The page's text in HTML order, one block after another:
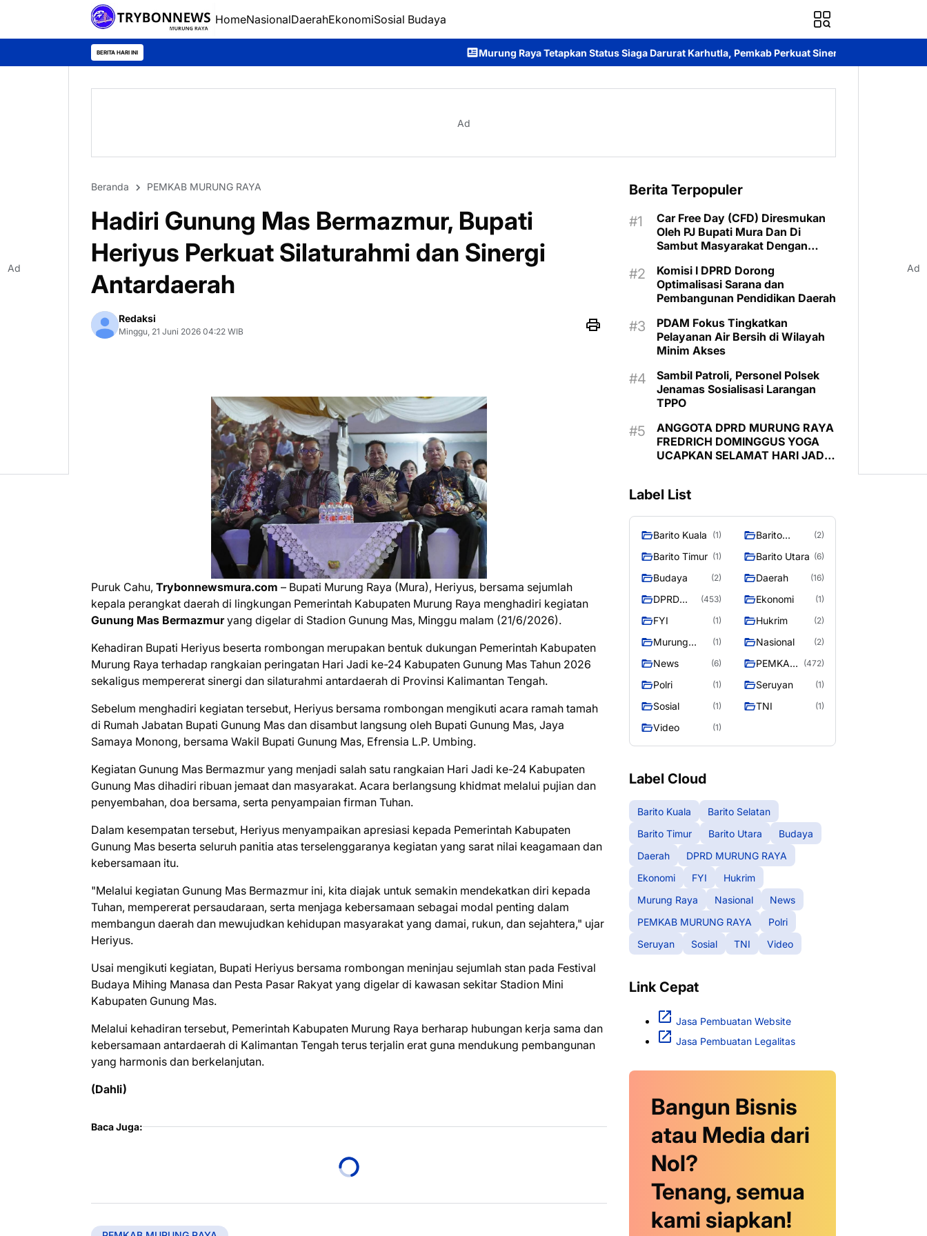
HomeNasionalDaerahEkonomiSosial Budaya
BERITA HARI INI Murung Raya Tetapkan Status Siaga Darurat Karhutla, Pemkab Perkuat Sinergi hingga Tingkat Desa
Ad
Beranda PEMKAB MURUNG RAYA
Hadiri Gunung Mas Bermazmur, Bupati
Heriyus Perkuat Silaturahmi dan Sinergi
Antardaerah
Redaksi
Minggu, 21 Juni 2026 04:22 WIB
Puruk Cahu, Trybonnewsmura.com – Bupati Murung Raya (Mura), Heriyus, bersama sejumlah
kepala perangkat daerah di lingkungan Pemerintah Kabupaten Murung Raya menghadiri kegiatan
Gunung Mas Bermazmuryang digelar di Stadion Gunung Mas, Minggu malam (21/6/2026).
Kehadiran Bupati Heriyus beserta rombongan merupakan bentuk dukungan Pemerintah Kabupaten
Murung Raya terhadap rangkaian peringatan Hari Jadi ke-24 Kabupaten Gunung Mas Tahun 2026
sekaligus mempererat sinergi dan silaturahmi antardaerah di Provinsi Kalimantan Tengah.
Sebelum menghadiri kegiatan tersebut, Heriyus bersama rombongan mengikuti acara ramah tamah
di Rumah Jabatan Bupati Gunung Mas dan disambut langsung oleh Bupati Gunung Mas, Jaya
Samaya Monong, bersama Wakil Bupati Gunung Mas, Efrensia L.P. Umbing.
Kegiatan Gunung Mas Bermazmur yang menjadi salah satu rangkaian Hari Jadi ke-24 Kabupaten
Gunung Mas dihadiri ribuan jemaat dan masyarakat. Acara berlangsung khidmat melalui pujian dan
penyembahan, doa bersama, serta penyampaian firman Tuhan.
Dalam kesempatan tersebut, Heriyus menyampaikan apresiasi kepada Pemerintah Kabupaten
Gunung Mas beserta seluruh panitia atas terselenggaranya kegiatan yang sarat nilai keagamaan dan
kebersamaan itu.
"Melalui kegiatan Gunung Mas Bermazmur ini, kita diajak untuk semakin mendekatkan diri kepada
Tuhan, mempererat persaudaraan, serta menjaga kebersamaan sebagai modal penting dalam
membangun daerah dan mewujudkan kehidupan masyarakat yang damai, rukun, dan sejahtera," ujar
Heriyus.
Usai mengikuti kegiatan, Bupati Heriyus bersama rombongan meninjau sejumlah stan pada Festival
Budaya Mihing Manasa dan Pesta Pasar Rakyat yang digelar di kawasan sekitar Stadion Mini
Kabupaten Gunung Mas.
Melalui kehadiran tersebut, Pemerintah Kabupaten Murung Raya berharap hubungan kerja sama dan
kebersamaan antardaerah di Kalimantan Tengah terus terjalin erat guna mendukung pembangunan
yang harmonis dan berkelanjutan.
(Dahli)
Baca Juga:
Berita Terpopuler
Car Free Day (CFD) Diresmukan
Oleh PJ Bupati Mura Dan Di
Sambut Masyarakat Dengan
Komisi I DPRD Dorong
Optimalisasi Sarana dan
Pembangunan Pendidikan Daerah
PDAM Fokus Tingkatkan
Pelayanan Air Bersih di Wilayah
Minim Akses
Sambil Patroli, Personel Polsek
Jenamas Sosialisasi Larangan
TPPO
ANGGOTA DPRD MURUNG RAYA
FREDRICH DOMINGGUS YOGA
UCAPKAN SELAMAT HARI JADI
Label List
Barito Kuala (1)
Barito
(2)
Barito Timur (1) Barito Utara (6)
Budaya (2) Daerah (16)
DPRD
RAYA
(453) Ekonomi (1)
FYI (1) Hukrim (2)
Murung
(1) Nasional (2)
News (6)
PEMKAB
RAYA
(472)
Polri (1) Seruyan (1)
Sosial (1) TNI (1)
Video (1)
Label Cloud
Barito Kuala
Barito Selatan
Barito Timur
Barito Utara
Budaya
Daerah
DPRD MURUNG RAYA
Ekonomi
FYI
Hukrim
Murung Raya
Nasional
News
PEMKAB MURUNG RAYA
Polri
Seruyan
Sosial TNI Video
Link Cepat
Jasa Pembuatan Website
Jasa Pembuatan Legalitas
Bangun Bisnis
atau Media dari
Nol?
Tenang, semua
kami siapkan!
Ad Ad